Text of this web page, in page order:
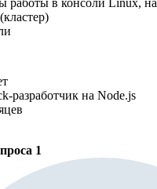
работы в консоли Linux,
разработчик на Node.js
1